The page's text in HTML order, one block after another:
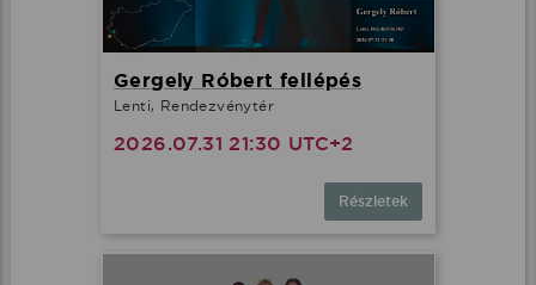
Gergely Róbert fellépés
Lenti, Rendezvénytér
2026.07.31 21:30 UTC+2
Részletek